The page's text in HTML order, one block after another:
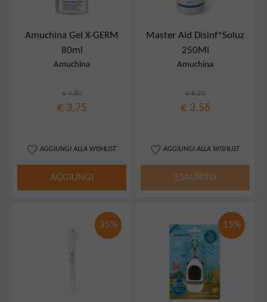
Amuchina Gel X-GERM
80ml
Amuchina
€ 4,80
€ 3,75
AGGIUNGI ALLA WISHLIST
AGGIUNGI
Master Aid Disinf*Soluz
250Ml
Amuchina
€ 6,20
€ 3,56
AGGIUNGI ALLA WISHLIST
ESAURITO
35% 15%